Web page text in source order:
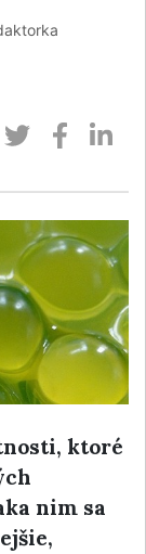
ktoré
nim sa